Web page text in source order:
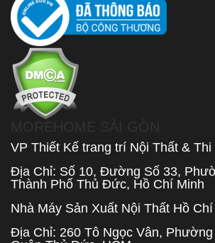
VP Thiết Kế trang trí Nội Thất &
Địa Chỉ: Số 10, Đường Số 33,
Thành Phố Thủ Đức, Hồ Chí Minh
Nhà Máy Sản Xuất Nội Thất Hồ
Địa Chỉ: 260 Tô Ngọc Vân,